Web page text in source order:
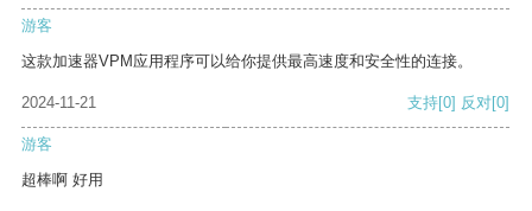
游客
这款加速器VPM应用程序可以给你提供最高速度和安全性的连接。
2024-11-21 支持[0] 反对[0]
游客
超棒啊 好用